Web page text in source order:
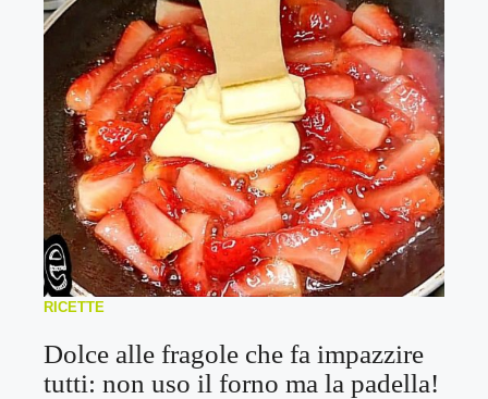
RICETTE
Dolce alle fragole che fa impazzire
tutti: non uso il forno ma la padella!